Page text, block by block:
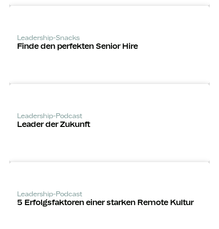
Leadership-Snacks
Finde den perfekten Senior Hire
Leadership-Podcast
Leader der Zukunft
Leadership-Podcast
5 Erfolgsfaktoren einer starken Remote Kultur